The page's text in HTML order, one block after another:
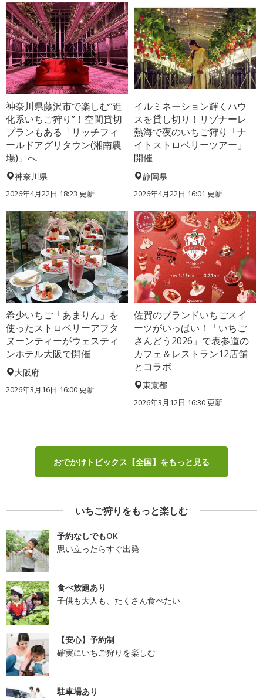
神奈川県藤沢市で楽しむ“進
化系いちご狩り”！空間貸切
プランもある「リッチフィ
ールドアグリタウン(湘南農
場)」へ
神奈川県
2026年4月22日 18:23 更新
イルミネーション輝くハウ
スを貸し切り！リゾナーレ
熱海で夜のいちご狩り「ナ
イトストロベリーツアー」
開催
静岡県
2026年4月22日 16:01 更新
希少いちご「あまりん」を
使ったストロベリーアフタ
ヌーンティーがウェスティ
ンホテル大阪で開催
大阪府
2026年3月16日 16:00 更新
佐賀のブランドいちごスイ
ーツがいっぱい！「いちご
さんどう2026」で表参道の
カフェ＆レストラン12店舗
とコラボ
東京都
2026年3月12日 16:30 更新
おでかけトピックス【全国】をもっと見る
いちご狩りをもっと楽しむ
予約なしでもOK
思い立ったらすぐ出発
食べ放題あり
子供も大人も、たくさん食べたい
【安心】予約制
確実にいちご狩りを楽しむ
駐車場あり